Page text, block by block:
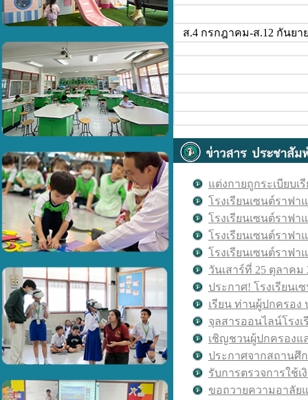
ส.4 กรกฎาคม-ส.12 กันยา
แต่งกายถูกระเบียบ
โรงเรียนเซนต์ราฟ
โรงเรียนเซนต์ราฟ
โรงเรียนเซนต์ราฟ
โรงเรียนเซนต์ราฟ
วันเสาร์ที่ 25 ตุลาคม
ประกาศ! โรงเรียนเ
เรียน ท่านผู้ปกครอง
จุลสารออนไลน์โรง
เชิญชวนผู้ปกครองแ
ประกาศจากสถานศึ
รับการตรวจการใช้
ขอถวายความอาลัย